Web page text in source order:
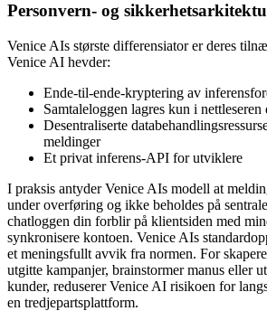
Personvern- og
Venice AIs største differensiator er deres
Venice AI hevder:
Ende-til-ende-kryptering av
Samtaleloggen lagres kun i nettleseren
Desentraliserte
meldinger
Et privat inferens-API for utviklere
I praksis antyder Venice AIs modell at
under overføring og ikke beholdes på
chatloggen din forblir på klientsiden med
synkronisere kontoen. Venice AIs
et meningsfullt avvik fra normen. For
utgitte kampanjer, brainstormer manus eller
kunder, reduserer Venice AI risikoen for
en tredjepartsplattform.